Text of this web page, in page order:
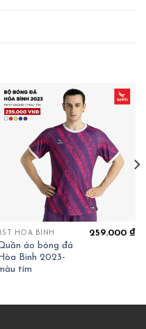
HOÀ BÌNH
áo bóng đá
Hòa Bình 2023-
tím
259.000₫